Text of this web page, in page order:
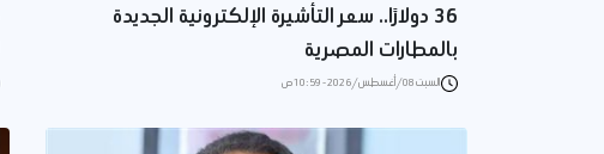
36 دولارًا.. سعر التأشيرة الإلكترونية الجديدة
بالمطارات المصرية
السبت 08/أغسطس/2026 - 10:59 ص